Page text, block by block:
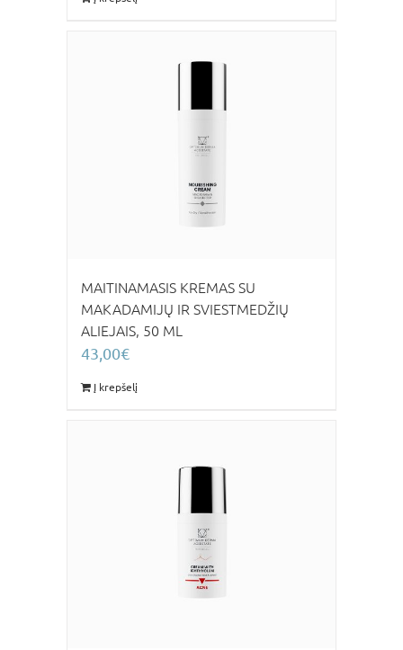
MAITINAMASIS KREMAS SU
MAKADAMIJŲ IR SVIESTMEDŽIŲ
ALIEJAIS, 50 ML
43,00€
Į krepšelį